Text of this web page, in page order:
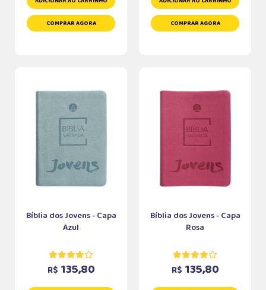
COMPRAR AGORA COMPRAR AGORA
Bíblia dos Jovens - Capa
Azul
R$ 135,80
Bíblia dos Jovens - Capa
Rosa
R$ 135,80